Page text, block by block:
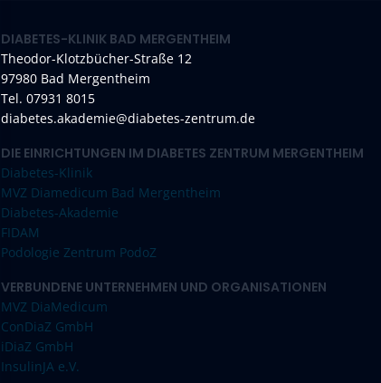
DIABETES-KLINIK BAD MERGENTHEIM
Theodor-Klotzbücher-Straße 12
97980 Bad Mergentheim
Tel. 07931 8015
diabetes.akademie@diabetes-zentrum.de
DIE EINRICHTUNGEN IM DIABETES ZENTRUM MERGENTHEIM
Diabetes-Klinik
MVZ Diamedicum Bad Mergentheim
Diabetes-Akademie
FIDAM
Podologie Zentrum PodoZ
VERBUNDENE UNTERNEHMEN UND ORGANISATIONEN
MVZ DiaMedicum
ConDiaZ GmbH
iDiaZ GmbH
InsulinJA e.V.